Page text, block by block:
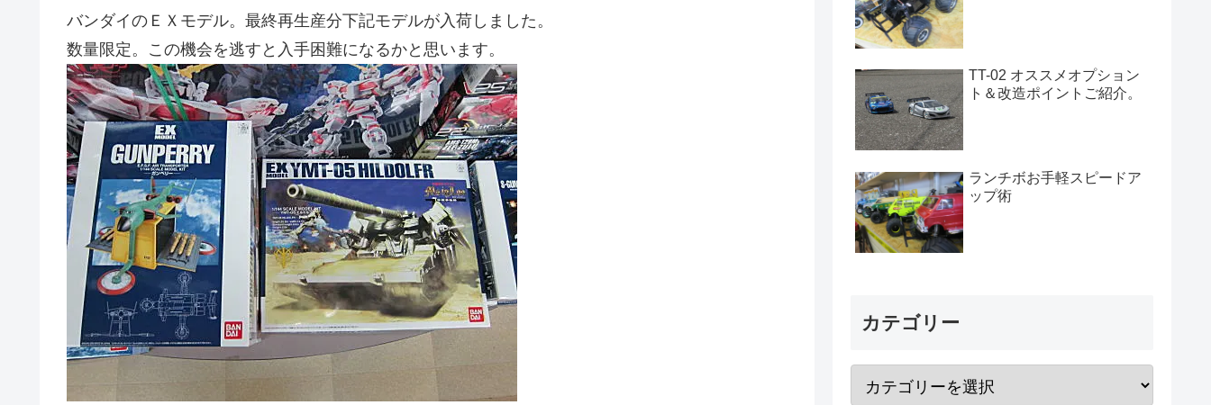
バンダイのＥＸモデル。最終再生産分下記モデルが入荷しました。
数量限定。この機会を逃すと入手困難になるかと思います。
TT-02 オススメオプション
ト＆改造ポイントご紹介。
ランチボお手軽スピードア
ップ術
カテゴリー